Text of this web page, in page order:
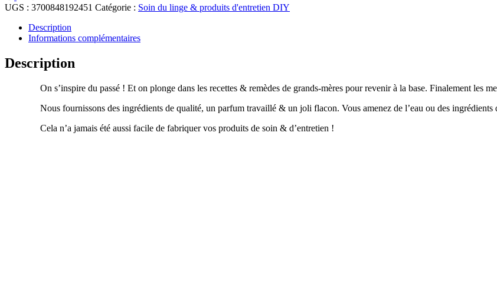
UGS : 3700848192451 Catégorie : Soin du linge & produits d'entretien DIY
Description
Informations complémentaires
Description
On s’inspire du passé ! Et on plonge dans les recettes & remèdes de grands-mères pour revenir à la base. Finalement les
Nous fournissons des ingrédients de qualité, un parfum travaillé & un joli flacon. Vous amenez de l’eau ou des ingrédients
Cela n’a jamais été aussi facile de fabriquer vos produits de soin & d’entretien !